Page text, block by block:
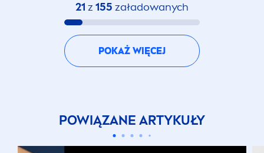
21 z 155 załadowanych
POKAŻ WIĘCEJ
POWIĄZANE ARTYKUŁY